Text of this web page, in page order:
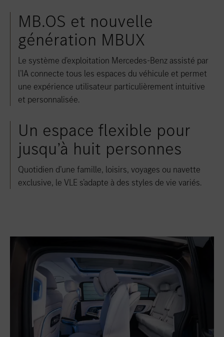
MB.OS et nouvelle
génération MBUX
Le système d’exploitation Mercedes-Benz assisté par
l’IA connecte tous les espaces du véhicule et permet
une expérience utilisateur particulièrement intuitive
et personnalisée.
Un espace flexible pour
jusqu’à huit personnes
Quotidien d’une famille, loisirs, voyages ou navette
exclusive, le VLE s’adapte à des styles de vie variés.